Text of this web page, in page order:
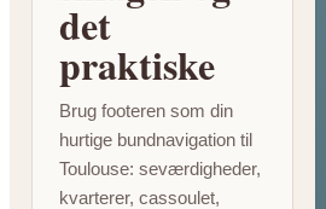
det
praktiske
Brug footeren som din
hurtige bundnavigation til
Toulouse: seværdigheder,
kvarterer, cassoulet,